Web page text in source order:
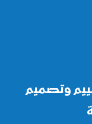
وتصميم